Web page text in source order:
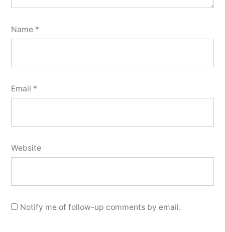
Name *
Email *
Website
Notify me of follow-up comments by email.